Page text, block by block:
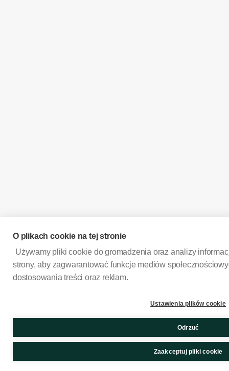
O plikach cookie na tej stronie
Używamy pliki cookie do gromadzenia oraz analizy
strony, aby zagwarantować funkcje mediów
dostosowania treści oraz reklam.
Ustawienia plików cookie
Odrzuć
Zaakceptuj pliki cookie